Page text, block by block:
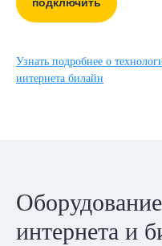
Узнать подробнее о
интернета билайн
интернета и